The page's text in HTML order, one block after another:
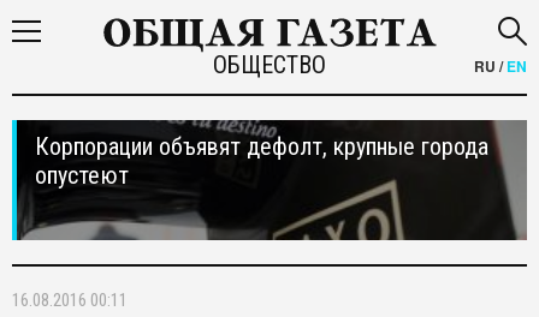
ОБЩЕСТВО RU /EN
Корпорации объявят дефолт, крупные города
опустеют
16.08.2016 00:11